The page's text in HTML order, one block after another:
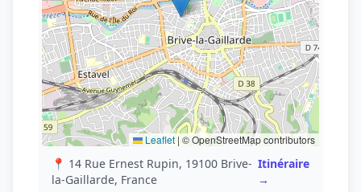
Leaflet | © OpenStreetMap contributors
📍 14 Rue Ernest Rupin, 19100 Brive-
la-Gaillarde, France
Itinéraire
→